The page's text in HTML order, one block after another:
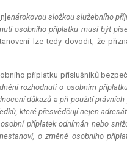
enárokovou složkou služebního
osobního příplatku musí být
lze tedy dovodit, že
příplatku příslušníků
rozhodnutí o osobním
důkazů a při použití
které přesvědčují nejen
příplatek odnímán nebo
o změně osobního